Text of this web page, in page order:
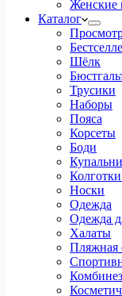
Женские
Каталог
Шёлк
Трусики
Наборы
Пояса
Корсеты
Боди
Носки
Одежда
Одежда
Халаты
Пляжная